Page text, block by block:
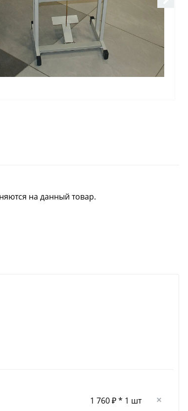
на данный товар.
1 760 ₽ * 1 шт